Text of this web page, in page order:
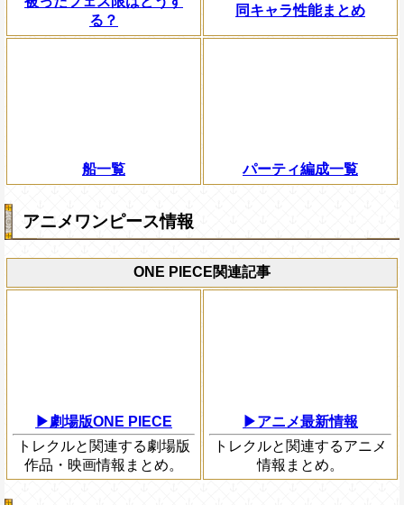
る？
同キャラ性能まとめ
船一覧 パーティ編成一覧
アニメワンピース情報
ONE PIECE関連記事
▶劇場版ONE PIECE
トレクルと関連する劇場版
作品・映画情報まとめ。
▶アニメ最新情報
トレクルと関連するアニメ
情報まとめ。